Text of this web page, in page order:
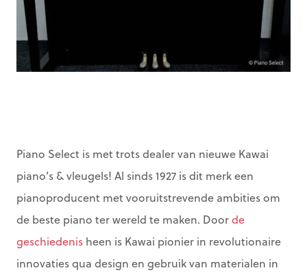
Piano Select is met trots dealer van nieuwe Kawai
piano’s & vleugels! Al sinds 1927 is dit merk een
pianoproducent met vooruitstrevende ambities om
de beste piano ter wereld te maken. Doorde
geschiedenis heen is Kawai pionier in revolutionaire
innovaties qua design en gebruik van materialen in